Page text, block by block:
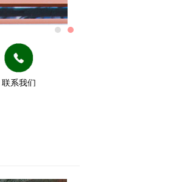
联系我们